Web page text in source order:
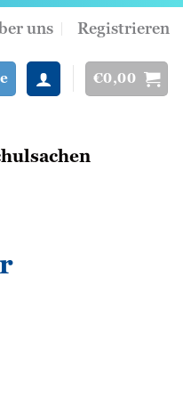
uns
Registrieren
€0,00